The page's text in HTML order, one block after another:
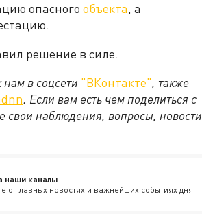
опасного объекта, а
решение в силе.
в соцсети "ВКонтакте", также
. Если вам есть чем поделиться с
наблюдения, вопросы, новости
наши каналы
о главных новостях и важнейших событиях дня.